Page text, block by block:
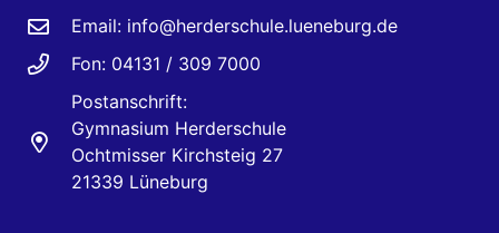
Email: info@herderschule.lueneburg.de
Fon: 04131 / 309 7000
Postanschrift:
Gymnasium Herderschule
Ochtmisser Kirchsteig 27
21339 Lüneburg